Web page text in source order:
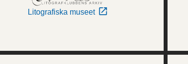
Litografiska museet